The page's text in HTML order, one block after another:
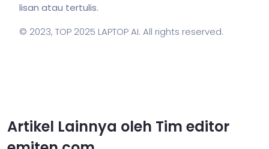
lisan atau tertulis.
© 2023, TOP 2025 LAPTOP AI. All rights reserved.
Artikel Lainnya oleh Tim editor